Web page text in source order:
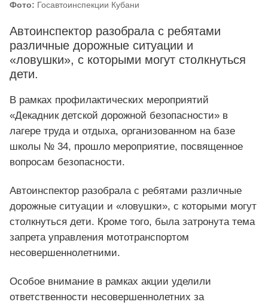
Фото: Госавтоинспекции Кубани
Автоинспектор разобрала с ребятами
различные дорожные ситуации и
«ловушки», с которыми могут столкнуться
дети.
В рамках профилактических мероприятий
«Декадник детской дорожной безопасности» в
лагере труда и отдыха, организованном на базе
школы № 34, прошло мероприятие, посвященное
вопросам безопасности.
Автоинспектор разобрала с ребятами различные
дорожные ситуации и «ловушки», с которыми могут
столкнуться дети. Кроме того, была затронута тема
запрета управления мототранспортом
несовершеннолетними.
Особое внимание в рамках акции уделили
ответственности несовершеннолетних за